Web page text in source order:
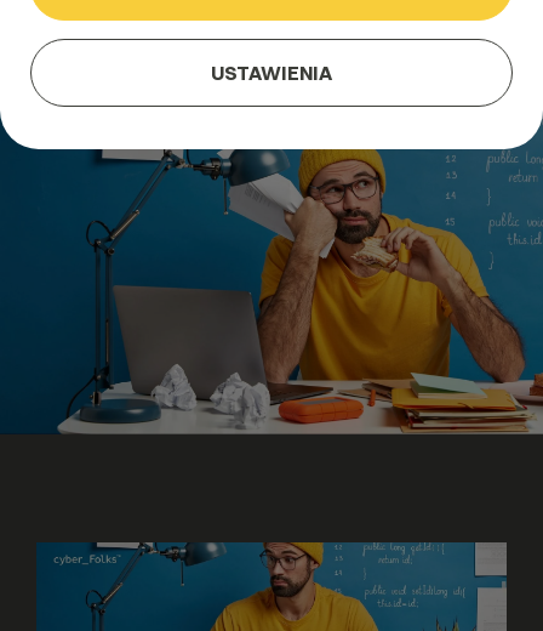
USTAWIENIA